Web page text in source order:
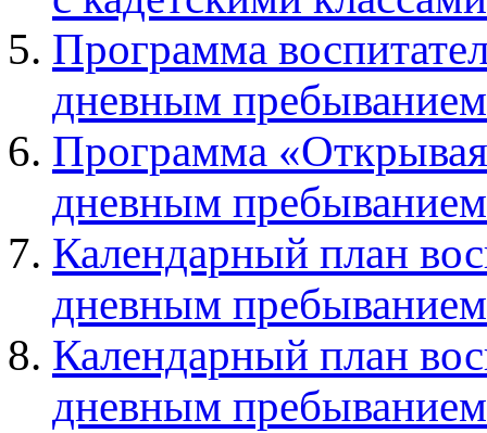
Программа
дневным
Программа
дневным
Календарный план
дневным
Календарный план
дневным